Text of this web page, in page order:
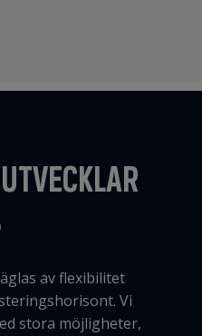
av flexibilitet
Vi
stora möjligheter,